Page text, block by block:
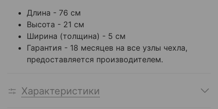
Длина - 76 см
Высота - 21 см
Ширина (толщина) - 5 см
Гарантия - 18 месяцев на все узлы чехла,
предоставляется производителем.
Характеристики